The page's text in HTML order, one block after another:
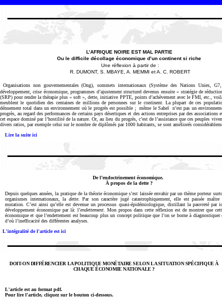
L’AFRIQUE NOIRE EST MAL PARTIE
Ou le difficile décollage économique d’un continent si riche
Une réflexion à partir de :
R. DUMONT, S. MBAYE, A. MEMMI et A. C. ROBERT
Organisations non gouvernementales (Ong), sommets internationaux (Système des Nations Unies,
développement, crise économique, programmes d’ajustement structurel devenus ensuite « stratégie de
(SRP) pour rendre la thérapie plus « soft », dette, initiative PPTE, points d’achèvement avec le FMI, etc.,
meublent le quotidien des centaines de millions de personnes sur le continent. La plupart de ces
dénuement total dans un environnement où le progrès est possible ; même le Sahel n’est pas un
progrès, au regard des performances de certains pays désertiques et des actions entreprises par des associations
cet espace dominé par l’hostilité de la nature. Or, au lieu du progrès, c’est de l’assistance que ces peuples
divers ratios, par exemple celui sur le nombre de diplômés par 1000 habitants, se sont améliorés
Lire la suite ici
De l’endoctrinement économique.
À propos de la dette ?
Depuis quelques années, la pratique de la théorie économique s’est laissée envahir par un thème porteur
organismes internationaux, la dette. Par son caractère jugé catastrophiquement, elle est passée
mutation. C’est ainsi qu’elle est devenue un processus quasi-épidémiologique, distillant la pauvreté par
développement économique par là: l’endettement . Mon propos dans cette réflexion est de montrer que
économique et que l’endettement est beaucoup plus un concept politique que l’on se borne à diagnostiquer
d’où l’inefficacité des différentes analyses.
L'intégralité de l'article est ici
DOIT-ON DIFFÉRENCIER LA POLITIQUE MONÉTAIRE SELON LA SITUATION SPÉCIFIQUE À
CHAQUE ÉCONOMIE NATIONALE ?
L'article est au format pdf.
Pour lire l'article, cliquez sur le bouton ci-dessous.